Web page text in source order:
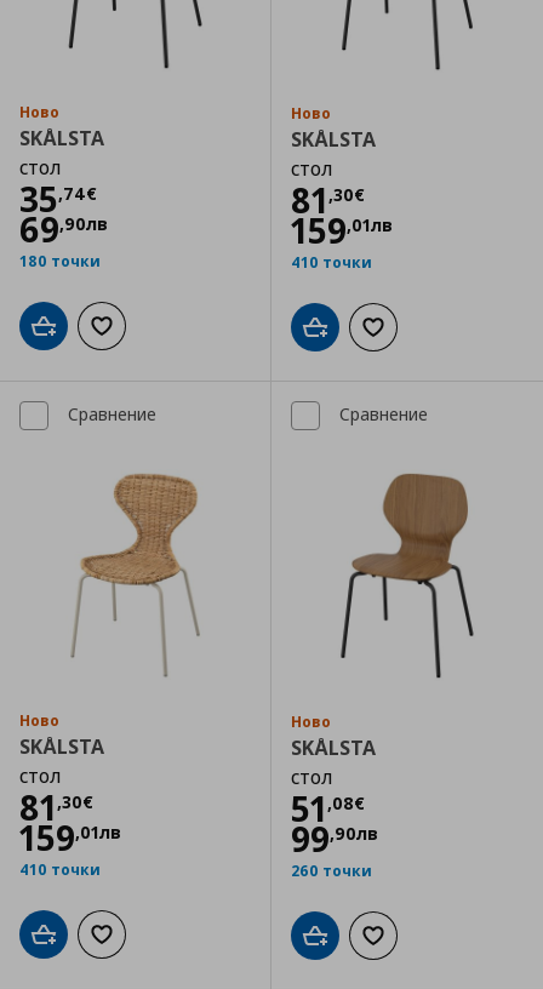
Ново
SKÅLSTA
стол
35,74€
Цена
69,90лв
180 точки
Добави в кошницата
Добави към списъка с любими
Ново
SKÅLSTA
стол
81 ,30€
Цена
159,01лв
410 точки
Добави в кошницата
Добави към
Сравнение
Ново
SKÅLSTA
стол
81 ,30€
Цена
159,01лв
410 точки
Добави в кошницата
Добави към списъка с любими
Сравнение
Ново
SKÅLSTA
стол
51 ,08€
Цена
99,90лв
260 точки
Добави в кошницата
Добави към